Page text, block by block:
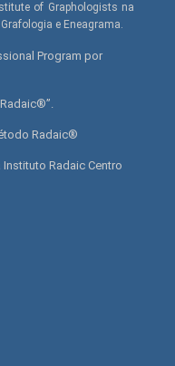
of Graphologists na
e Eneagrama.
Program por
Radaic®
Radaic Centro